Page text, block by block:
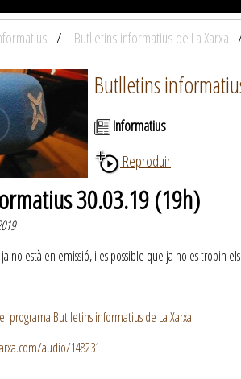
Butlletins informatius de La Xarxa
Butlletins
Informatius
Reproduir
30.03.19 (19h)
no està en emissió, i es possible que ja no es trobin
programa Butlletins informatius de La Xarxa
audio/148231